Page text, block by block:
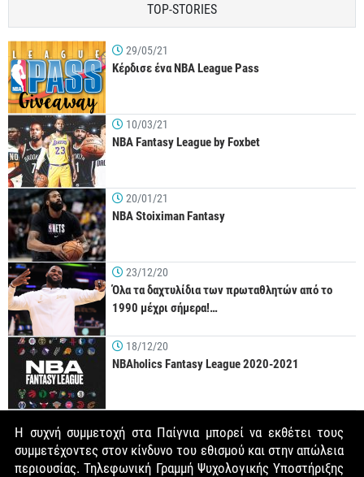
TOP-STORIES
29/05/21
Κέρδισε ένα NBA League Pass
10/03/21
NBA Fantasy League by Foxbet
20/01/21
NBA Stoiximan Fantasy
23/12/20
Όλα τα δαχτυλίδια των πρωταθλητών από το
1990 μέχρι σήμερα!…
18/12/20
NBAholics Fantasy League 2020-2021
Η συχνή συμμετοχή στα Παίγνια μπορεί να εκθέτει τους
συμμετέχοντες στον κίνδυνο του εθισμού και στην απώλεια
περιουσίας. Τηλεφωνική Γραμμή Ψυχολογικής Υποστήριξης